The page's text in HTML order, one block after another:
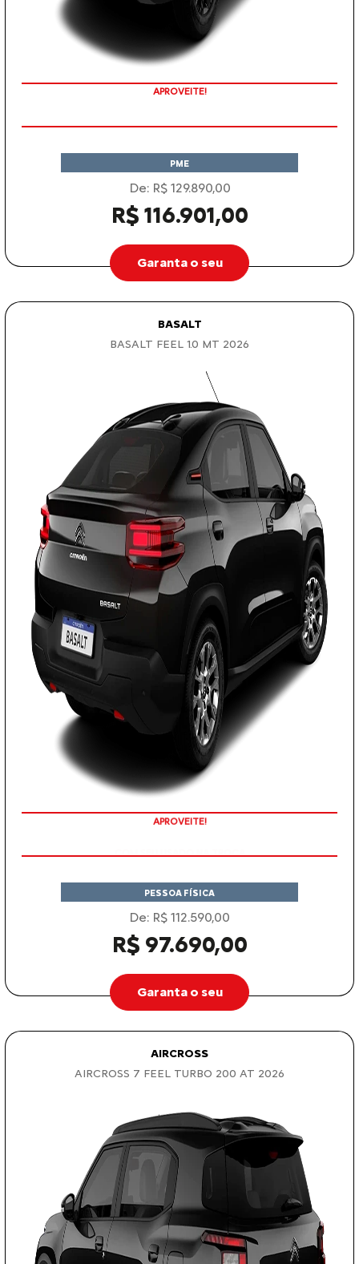
APROVEITE!
PME
De: R$ 129.890,00
R$ 116.901,00
Garanta o seu
BASALT
BASALT FEEL 1.0 MT 2026
COM SEU USADO NA TROCA
PESSOA FÍSICA
De: R$ 112.590,00
R$ 97.690,00
Garanta o seu
AIRCROSS
AIRCROSS 7 FEEL TURBO 200 AT 2026